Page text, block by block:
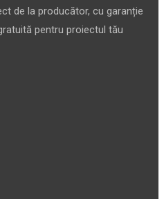
de la producător, cu garanție
pentru proiectul tău